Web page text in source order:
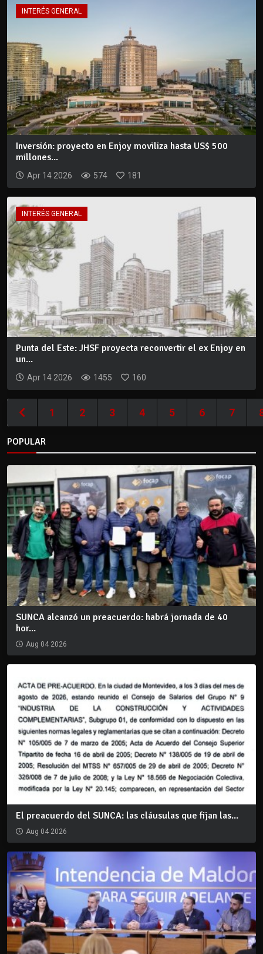
INTERÉS GENERAL
Inversión: proyecto en Enjoy moviliza hasta US$ 500
millones...
Apr 14 2026 574 181
INTERÉS GENERAL
Punta del Este: JHSF proyecta reconvertir el ex Enjoy en
un...
Apr 14 2026 1455 160
1 2 3 4 5 6 7
POPULAR
SUNCA alcanzó un preacuerdo: habrá jornada de 40
hor...
Aug 04 2026
El preacuerdo del SUNCA: las cláusulas que fijan las...
Aug 04 2026